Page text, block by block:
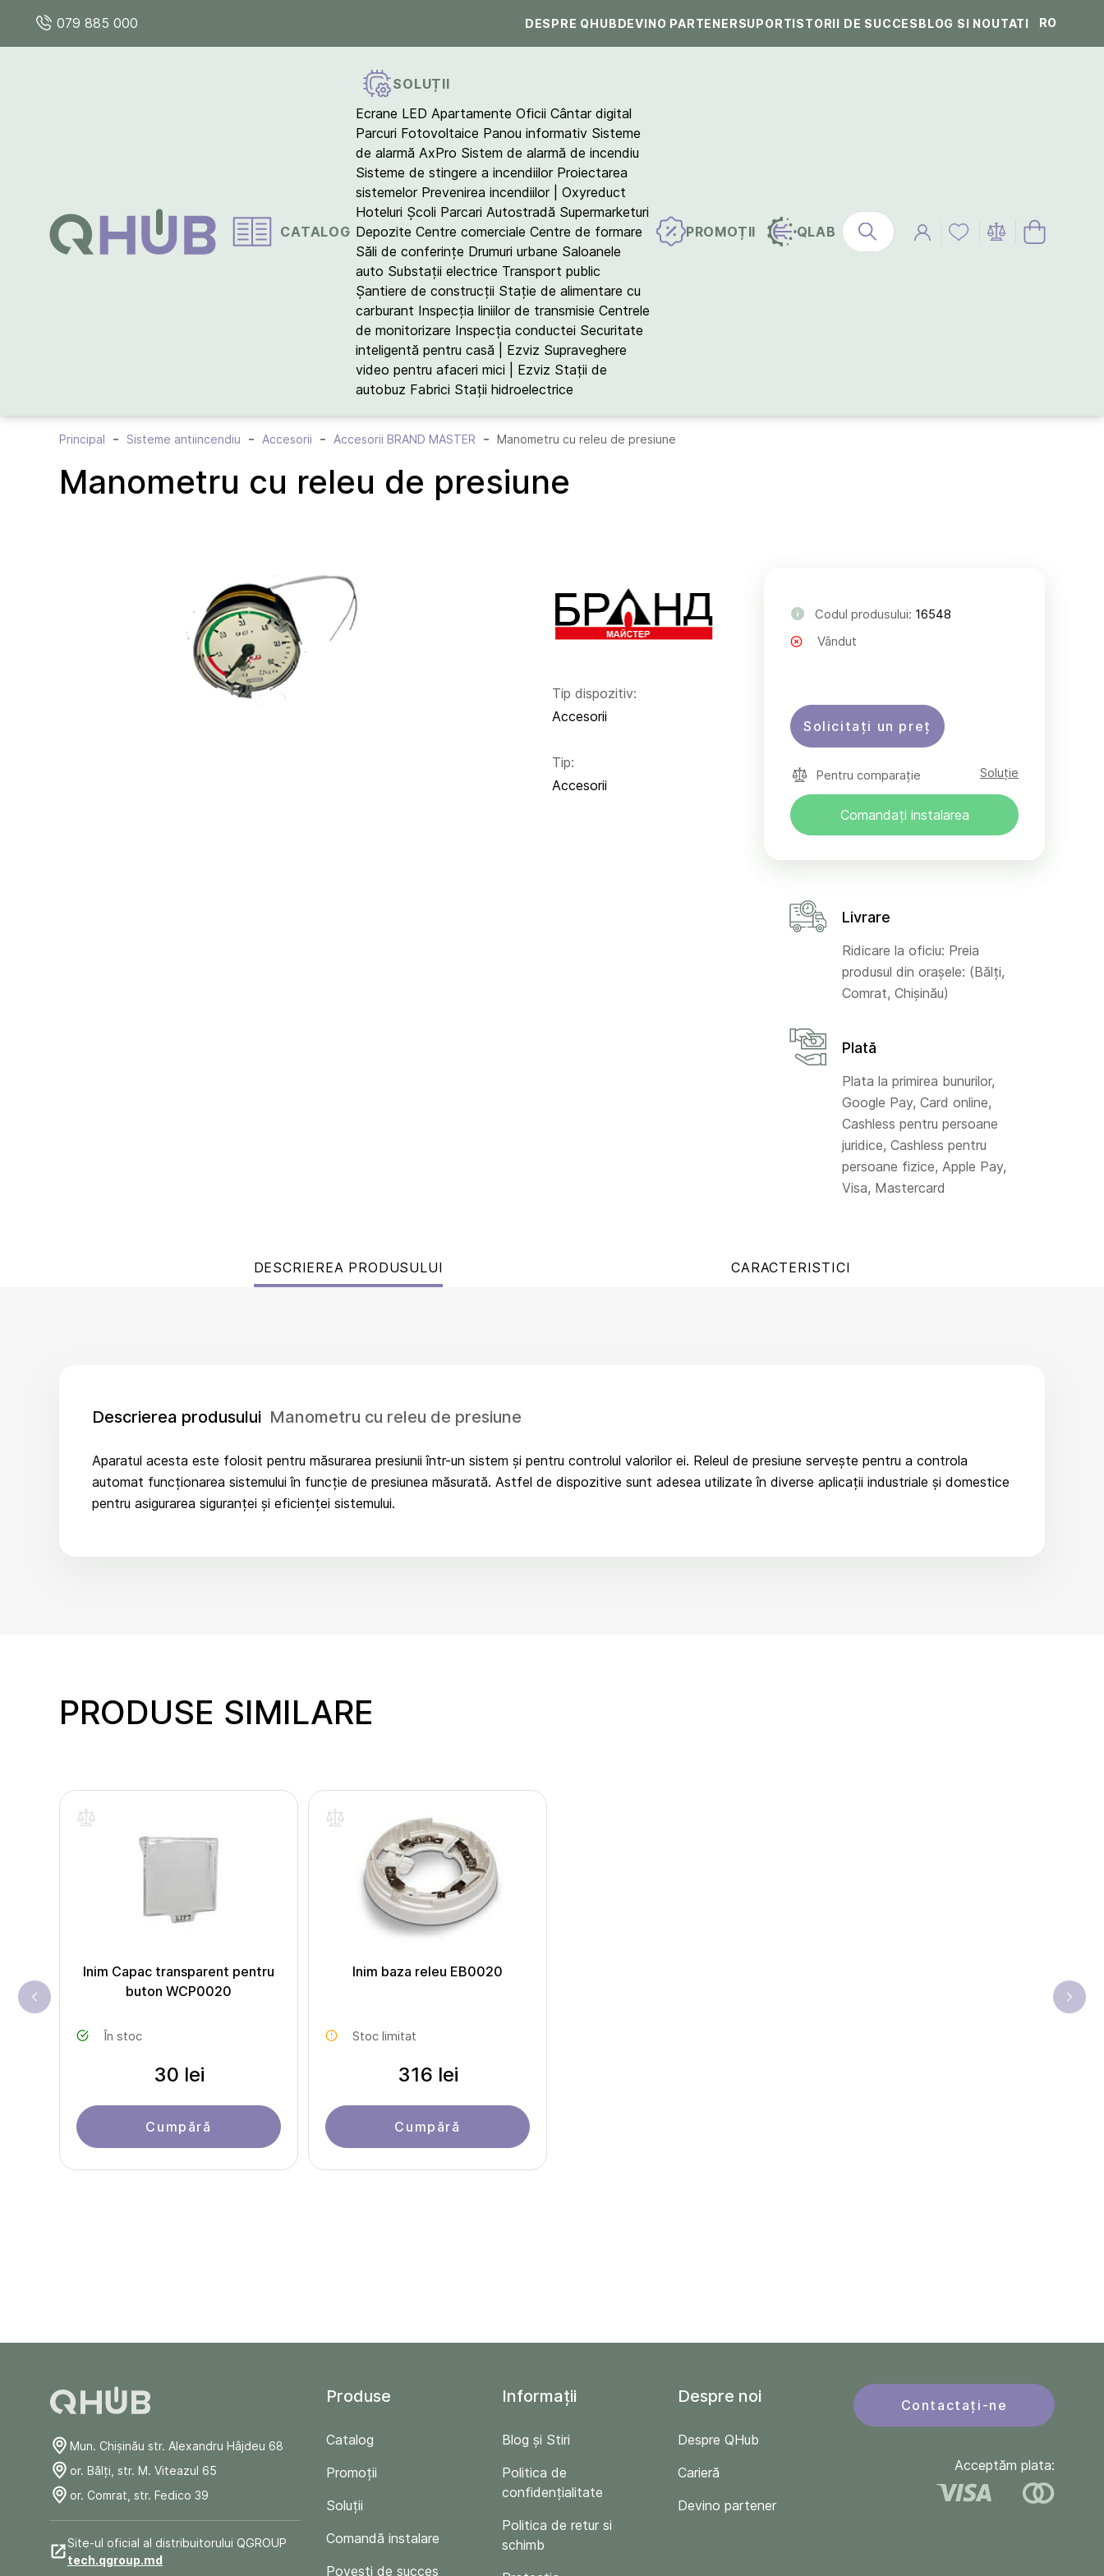
079 885 000 DESPRE QHUBDEVINO PARTENERSUPORTISTORII DE SUCCESBLOG SI NOUTATI RO
CATALOG
SOLUȚII
Ecrane LED Apartamente Oficii Cântar digital
Parcuri Fotovoltaice Panou informativ Sisteme
de alarmă AxPro Sistem de alarmă de incendiu
Sisteme de stingere a incendiilor Proiectarea
sistemelor Prevenirea incendiilor | Oxyreduct
Hoteluri Școli Parcari Autostradă Supermarketuri
Depozite Centre comerciale Centre de formare
Săli de conferințe Drumuri urbane Saloanele
auto Substații electrice Transport public
Șantiere de construcții Stație de alimentare cu
carburant Inspecția liniilor de transmisie Centrele
de monitorizare Inspecția conductei Securitate
inteligentă pentru casă | Ezviz Supraveghere
video pentru afaceri mici | Ezviz Stații de
autobuz Fabrici Stații hidroelectrice
PROMOȚII QLAB
Principal Sisteme antiincendiu Accesorii Accesorii BRAND MASTER Manometru cu releu de presiune
Manometru cu releu de presiune
Tip dispozitiv:
Accesorii
Tip:
Accesorii
Codul produsului: 16548
Vândut
Solicitați un preț
Pentru comparație Soluție
Comandați instalarea
Livrare
Ridicare la oficiu: Preia
produsul din orașele: (Bălți,
Comrat, Chișinău)
Plată
Plata la primirea bunurilor,
Google Pay, Card online,
Cashless pentru persoane
juridice, Cashless pentru
persoane fizice, Apple Pay,
Visa, Mastercard
DESCRIEREA PRODUSULUI CARACTERISTICI
Descrierea produsului Manometru cu releu de presiune
Aparatul acesta este folosit pentru măsurarea presiunii într-un sistem și pentru controlul valorilor ei. Releul de presiune servește pentru a controla
automat funcționarea sistemului în funcție de presiunea măsurată. Astfel de dispozitive sunt adesea utilizate în diverse aplicații industriale și domestice
pentru asigurarea siguranței și eficienței sistemului.
PRODUSE SIMILARE
Inim Capac transparent pentru
buton WCP0020
În stoc
30 lei
Cumpără
Inim baza releu EB0020
Stoc limitat
316 lei
Cumpără
Mun. Chişinău str. Alexandru Hâjdeu 68
or. Bălți, str. M. Viteazul 65
or. Comrat, str. Fedico 39
Site-ul oficial al distribuitorului QGROUP
tech.qgroup.md
Produse
Catalog
Promoții
Soluții
Comandă instalare
Povești de succes
Informații
Blog și Stiri
Politica de
confidențialitate
Politica de retur si
schimb
Despre noi
Despre QHub
Carieră
Devino partener
Contactați-ne
Acceptăm plata: